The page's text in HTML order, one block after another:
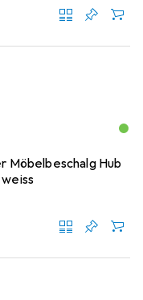
Möbelbeschalg Hub